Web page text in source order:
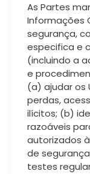
As Partes
Informações
segurança,
especifica e
(incluindo a
e
(a) ajudar os
perdas,
ilícitos; (b)
razoáveis
autorizados
de
testes